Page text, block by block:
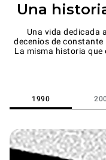
Una
Una vida dedicada
decenios de
La misma historia
1990